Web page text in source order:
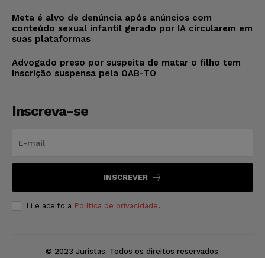
Meta é alvo de denúncia após anúncios com
conteúdo sexual infantil gerado por IA circularem em
suas plataformas
Advogado preso por suspeita de matar o filho tem
inscrição suspensa pela OAB-TO
Inscreva-se
INSCREVER
Li e aceito a Política de privacidade.
© 2023 Juristas. Todos os direitos reservados.